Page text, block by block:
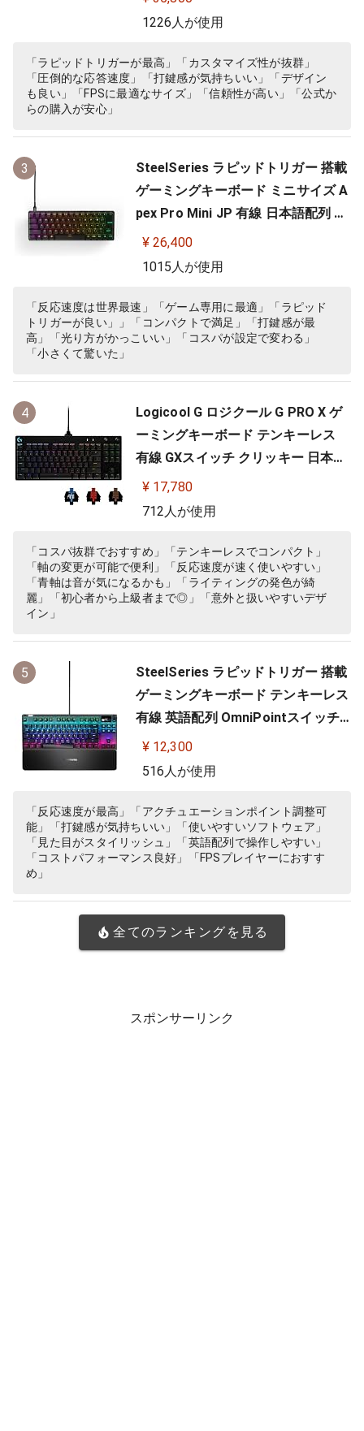
1226人が使用
「ラピッドトリガーが最高」「カスタマイズ性が抜群」
「圧倒的な応答速度」「打鍵感が気持ちいい」「デザイン
も良い」「FPSに最適なサイズ」「信頼性が高い」「公式か
らの購入が安心」
3
SteelSeries ラピッドトリガー 搭載
ゲーミングキーボード ミニサイズ A
pex Pro Mini JP 有線 日本語配列 O
mniPointスイッチ 2ーinー1アクシ
ョンキー 搭載 64825 ブラック
¥ 26,400
1015人が使用
「反応速度は世界最速」「ゲーム専用に最適」「ラピッド
トリガーが良い」」「コンパクトで満足」「打鍵感が最
高」「光り方がかっこいい」「コスパが設定で変わる」
「小さくて驚いた」
4
Logicool G ロジクール G PRO X ゲ
ーミングキーボード テンキーレス
有線 GXスイッチ クリッキー 日本語
配列 LIGHTSYNC RGB 着脱式ケーブ
ル G-PKB-002 国内正規品 【 ファイ
】
¥ 17,780
712人が使用
「コスパ抜群でおすすめ」「テンキーレスでコンパクト」
「軸の変更が可能で便利」「反応速度が速く使いやすい」
「青軸は音が気になるかも」「ライティングの発色が綺
麗」「初心者から上級者まで◎」「意外と扱いやすいデザ
イン」
5
SteelSeries ラピッドトリガー 搭載
ゲーミングキーボード テンキーレス
有線 英語配列 OmniPointスイッチ
有機ELディスプレイ搭載 Apex Pro
TKL US 64734 ブラック
¥ 12,300
516人が使用
「反応速度が最高」「アクチュエーションポイント調整可
能」「打鍵感が気持ちいい」「使いやすいソフトウェア」
「見た目がスタイリッシュ」「英語配列で操作しやすい」
「コストパフォーマンス良好」「FPSプレイヤーにおすす
め」
全てのランキングを見る
スポンサーリンク